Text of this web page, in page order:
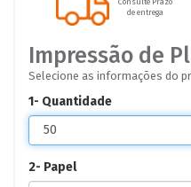
de entrega
Impressão de
Selecione as informações do
1- Quantidade
2- Papel